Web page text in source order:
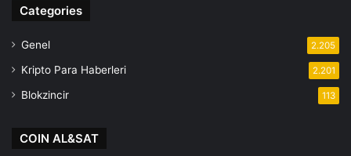
Categories
Genel 2.205
Kripto Para Haberleri 2.201
Blokzincir 113
COIN AL&SAT